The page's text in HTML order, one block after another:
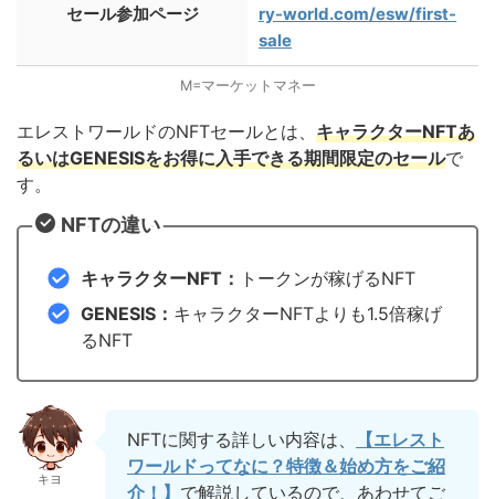
セール参加ページ
ry-world.com/esw/first-
sale
M=マーケットマネー
エレストワールドのNFTセールとは、 キャラクターNFTあ
るいはGENESISをお得に入手できる期間限定のセールで
す。
NFTの違い
キャラクターNFT： トークンが稼げるNFT
GENESIS： キャラクターNFTよりも1.5倍稼げ
るNFT
キヨ
NFTに関する詳しい内容は、
【エレスト
ワールドってなに？特徴＆始め方をご紹
介！】 で解説しているので、あわせてご